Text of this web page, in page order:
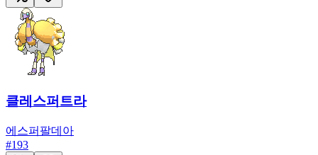
클레스퍼트라
에스퍼 팔데아
#193